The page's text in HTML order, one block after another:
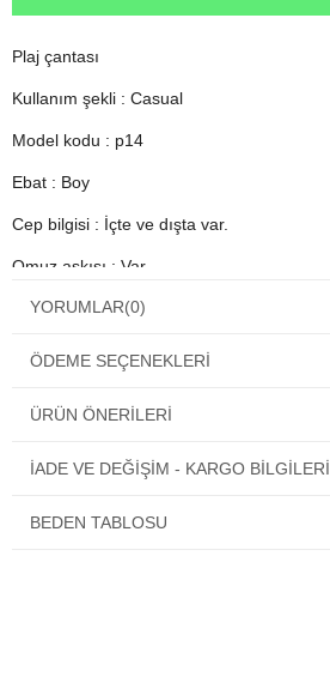
Plaj çantası
Kullanım şekli : Casual
Model kodu : p14
Ebat : Boy
Cep bilgisi : İçte ve dışta var.
Omuz askısı : Var
Çanta ağzı : Fermuarlı
Cinsiyet : Kadın
YORUMLAR(0)
ÖDEME SEÇENEKLERI
ÜRÜN ÖNERILERI
İADE VE DEĞİŞİM - KARGO BİLGİLERİ
BEDEN TABLOSU